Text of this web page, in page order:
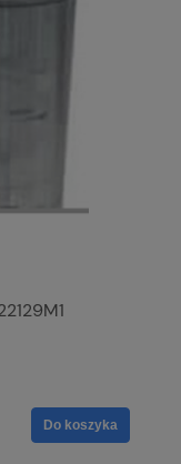
Do koszyka